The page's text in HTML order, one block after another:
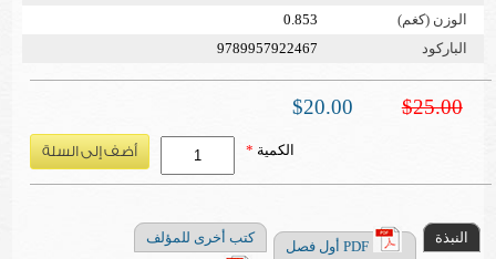
الوزن (كغم)
0.853
الباركود
9789957922467
$25.00
$20.00
الكمية *
النبذة
PDF أول فصل
كتب أخرى للمؤلف